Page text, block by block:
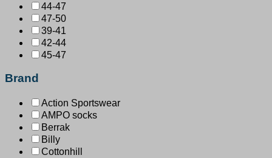
44-47
47-50
39-41
42-44
45-47
Brand
Action Sportswear
AMPO socks
Berrak
Billy
Cottonhill